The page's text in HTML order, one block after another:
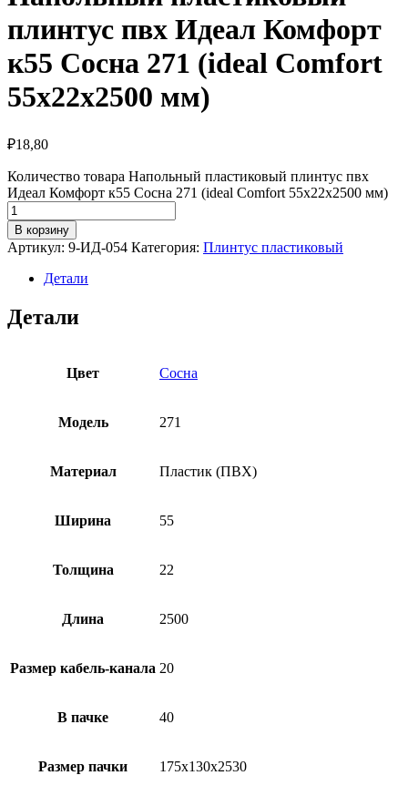
плинтус пвх Идеал Комфорт
к55 Сосна 271 (ideal Comfort
55х22х2500 мм)
₽18,80
Количество товара Напольный пластиковый плинтус пвх
Идеал Комфорт к55 Сосна 271 (ideal Comfort 55х22х2500 мм)
В корзину
Артикул: 9-ИД-054 Категория: Плинтус пластиковый
Детали
Детали
Цвет Сосна
Модель 271
Материал Пластик (ПВХ)
Ширина 55
Толщина 22
Длина 2500
Рaзмер кабель-канала 20
В пачке 40
Рaзмер пачки 175х130х2530